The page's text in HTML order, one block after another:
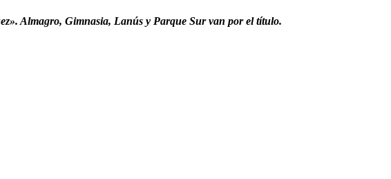
Almagro, Gimnasia, Lanús y Parque Sur van por el título.